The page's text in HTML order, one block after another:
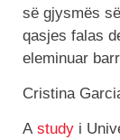
së gjysmës
qasjes falas
eleminuar
Cristina
A study i